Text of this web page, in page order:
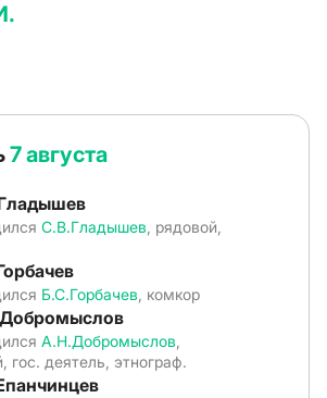
7 августа
С.В.Гладышев , рядовой,
Б.С.Горбачев , комкор
А.Н.Добромыслов
гос. деятель, этнограф.